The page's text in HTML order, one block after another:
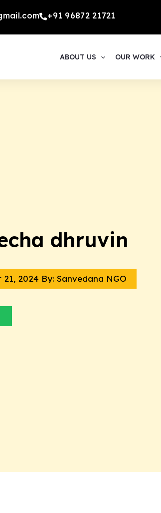
+91 96872 21721
ABOUT US OUR WORK
dhruvin
21, 2024 By: Sanvedana NGO